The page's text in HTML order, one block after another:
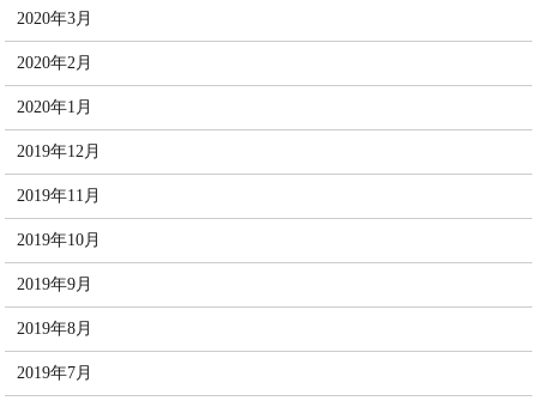
2020年3月
2020年2月
2020年1月
2019年12月
2019年11月
2019年10月
2019年9月
2019年8月
2019年7月